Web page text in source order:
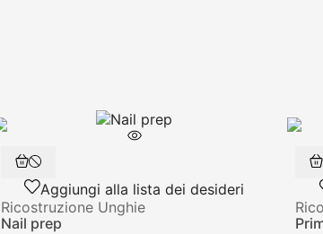
Aggiungi alla lista dei desideri
Ricostruzione Unghie
Nail prep